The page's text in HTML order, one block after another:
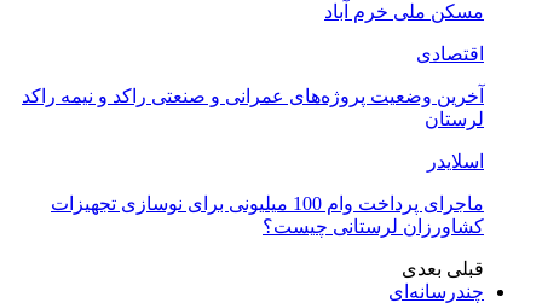
مسکن ملی خرم آباد
اقتصادی
آخرین وضعیت پروژه‌های عمرانی و صنعتی راکد و نیمه راکد
لرستان
اسلایدر
ماجرای پرداخت وام 100 میلیونی برای نوسازی تجهیزات
کشاورزان لرستانی چیست؟
قبلی بعدی
چندرسانه‌ای